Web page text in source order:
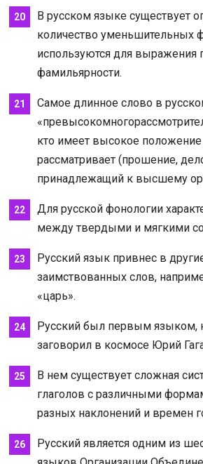
В русском языке существует
количество уменьшительных
используются для выражения
фамильярности.
Самое длинное слово в
кто имеет высокое положение
рассматривает (прошение,
принадлежащий к высшему
Для русской фонологии
между твердыми и мягкими
Русский язык привнес в
заимствованных слов,
«царь».
Русский был первым языком,
заговорил в космосе Юрий
В нем существует сложная
глаголов с различными
разных наклонений и времен
Русский является одним из